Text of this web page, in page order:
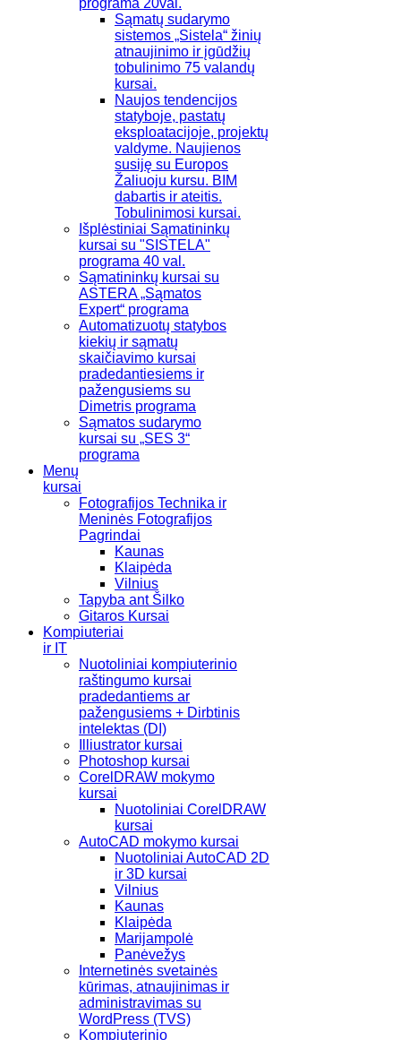
programa 20val.
Sąmatų sudarymo
sistemos „Sistela“ žinių
atnaujinimo ir įgūdžių
tobulinimo 75 valandų
kursai.
Naujos tendencijos
statyboje, pastatų
eksploatacijoje, projektų
valdyme. Naujienos
susiję su Europos
Žaliuoju kursu. BIM
dabartis ir ateitis.
Tobulinimosi kursai.
Išplėstiniai Sąmatininkų
kursai su "SISTELA"
programa 40 val.
Sąmatininkų kursai su
ASTERA „Sąmatos
Expert“ programa
Automatizuotų statybos
kiekių ir sąmatų
skaičiavimo kursai
pradedantiesiems ir
pažengusiems su
Dimetris programa
Sąmatos sudarymo
kursai su „SES 3“
programa
Menų
kursai
Fotografijos Technika ir
Meninės Fotografijos
Pagrindai
Kaunas
Klaipėda
Vilnius
Tapyba ant Šilko
Gitaros Kursai
Kompiuteriai
ir IT
Nuotoliniai kompiuterinio
raštingumo kursai
pradedantiems ar
pažengusiems + Dirbtinis
intelektas (DI)
Illiustrator kursai
Photoshop kursai
CorelDRAW mokymo
kursai
Nuotoliniai CorelDRAW
kursai
AutoCAD mokymo kursai
Nuotoliniai AutoCAD 2D
ir 3D kursai
Vilnius
Kaunas
Klaipėda
Marijampolė
Panėvežys
Internetinės svetainės
kūrimas, atnaujinimas ir
administravimas su
WordPress (TVS)
Kompiuterinio